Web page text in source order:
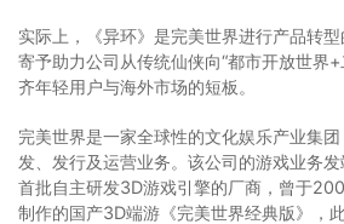
实际上，《异环》是完美世界进行产品转
寄予助力公司从传统仙侠向“都市开放世界
齐年轻用户与海外市场的短板。
完美世界是一家全球性的文化娱乐产业集
发、发行及运营业务。该公司的游戏业务
首批自主研发3D游戏引擎的厂商，曾于
制作的国产3D端游《完美世界经典版》，